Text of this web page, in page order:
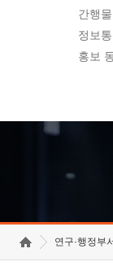
간행물
정보
홍보
연구·행정부